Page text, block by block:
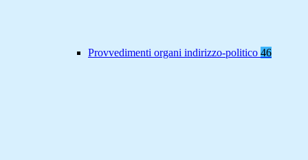
Provvedimenti organi indirizzo-politico 46